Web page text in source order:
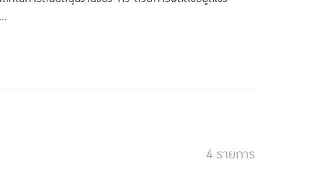
4 รายการ